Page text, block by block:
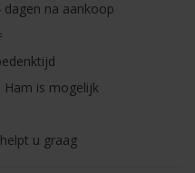
na aankoop
Ham is mogelijk
u graag